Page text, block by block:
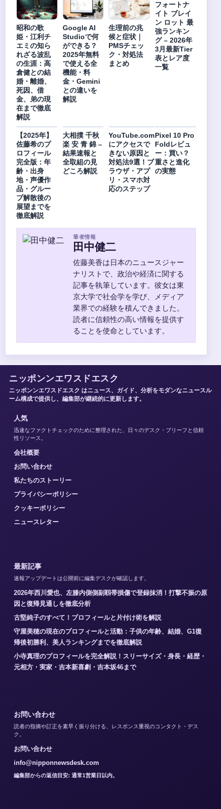
昭和の歌
姫・江利チ
エミの知ら
れざる波乱
の生涯：高
倉健との結
婚・離婚、
死因、借
金、弟の現
在まで徹底
解説
Google AI
Studioで何
ができる？
2025年無料
で使える全
機能・料
金・Gemini
との違いを
解説
生理前の兆
候と症状｜
PMSチェッ
ク・対処法
まとめ
フォートナ
イト ブレイ
ン ロット 最
強ランキン
グ – 2026年
3月最新Tier
表とレア度
一覧
【2025年】
佐藤希のプ
ロフィール
完全版：年
齢・出身
地・声優作
品・グルー
プ解散後の
展望までを
徹底解説
大相撲 千秋
楽 安 青 錦 –
結果速報と
全取組の見
どころ解説
YouTube.com
にアクセスで
きない原因と
対処法9選！ブ
ラウザ・アプ
リ・スマホ対
応のステップ
Pixel 10 Pro
Foldレビュ
ー：買い？
重さと進化
の実態
筆者情報
田中健二
佐藤美香は日本のニュースジャー
ナリストで、政治や経済に関する
記事を執筆しています。彼女は東
京大学で社会学を学び、メディア
業界での経験を積んできました。
読者に信頼性の高い情報を提供す
ることを使命としています。
ニッポンンエワスドエスク
ニッポンンエワスドエスク はニュース、ガイド、分析をモダンなニュースル
ーム構成で提供し、編集部が継続的に更新します。
人気
迅速なファクトチェックのために整理された、日々のデスク・ブリーフと信頼
性リソース。
会社概要
お問い合わせ
私たちのストーリー
プライバシーポリシー
クッキーポリシー
ニュースレター
最新記事
速報アップデートは公開前に編集デスクが確認します。
2026年西川愛也、左膝内側側副靱帯損傷で登録抹消！打撃不振の原
因と復帰見通しを徹底分析
古堅純子のすべて！プロフィールと片付け術を解説
守屋美穂の現在のプロフィールと活動：子供の年齢、結婚、G1復
帰後初勝利、美人ランキングまでを徹底解説
小寺真理のプロフィールを完全解説！スリーサイズ・身長・経歴・
元相方・実家・吉本新喜劇・吉本坂46まで
お問い合わせ
読者の指摘や訂正を素早く振り分ける、レスポンス重視のコンタクト・デス
ク。
お問い合わせ
info@nipponnewsdesk.com
編集部からの返信目安: 通常1営業日以内。